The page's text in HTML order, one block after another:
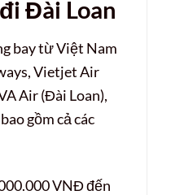
Đài Loan
bay từ Việt Nam
Vietjet Air
Air (Đài Loan),
gồm cả các
VNĐ đến